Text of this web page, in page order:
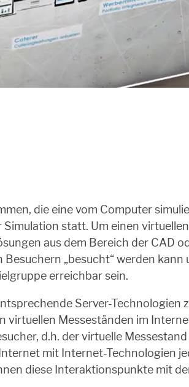
die eine vom Computer
statt. Um einen
aus dem Bereich der CAD
Besuchern „besucht“ werden
erreichbar sein.
Server-Technologien
virtuellen Messeständen im
d.h. der virtuelle
mit Internet-Technologien
diese Interaktionspunkte mit